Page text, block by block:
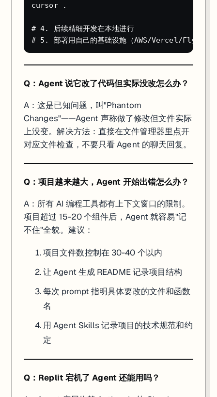
cursor .
# 4. 后续精细开发在本地进行
Q：Agent 说它改了代码但实际没改怎么办？
A：这是已知问题，叫"Phantom
Changes"——Agent 声称做了修改但文件实际
上没变。解决方法：直接在文件管理器里点开
对应文件检查，不要只看 Agent 的聊天回复。
Q：项目越来越大，Agent 开始出错怎么办？
A：所有 AI 编程工具都有上下文窗口的限制。
项目超过 15-20 个组件后，Agent 就容易"记
不住"全貌。建议：
项目文件数控制在 30-40 个以内
让 Agent 生成 README 记录项目结构
每次 prompt 指明具体要改的文件和函数
名
用 Agent Skills 记录项目的技术规范和约
定
Q：Replit 宕机了 Agent 还能用吗？